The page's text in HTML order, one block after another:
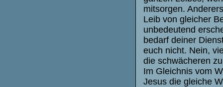
mitsorgen.
Leib von gleicher
unbedeutend
bedarf deiner
euch nicht. Nein,
die schwächeren
Im Gleichnis vom
Jesus die gleiche